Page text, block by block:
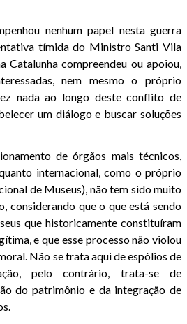
nenhum papel nesta guerra
tímida do Ministro Santi Vila
Catalunha compreendeu ou apoiou,
nem mesmo o próprio
nada ao longo deste conflito de
um diálogo e buscar soluções
de órgãos mais técnicos,
internacional, como o próprio
de Museus), não tem sido muito
considerando que o que está sendo
que historicamente constituíram
e que esse processo não violou
Não se trata aqui de espólios de
pelo contrário, trata-se de
do patrimônio e da integração de